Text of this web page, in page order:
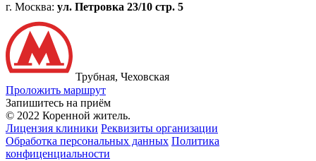
г. Москва: ул. Петровка 23/10 стр. 5
Трубная, Чеховская
Проложить маршрут
Запишитесь на приём
© 2022 Коренной житель.
Лицензия клиники Реквизиты организации
Обработка персональных данных Политика
конфиценциальности